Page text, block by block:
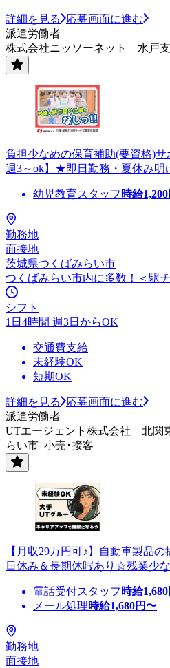
詳細を見る
応募画面に進む
派遣労働者
株式会社ニッソーネット 水戸支
負担少なめの保育補助(要資格)
週3～ok】★即日勤務・夏休み明
幼児教育スタッフ 時給1,200
勤務地
面接地
茨城県つくばみらい市
つくばみらい市内に多数！＜駅
シフト
1日4時間 週3日からOK
交通費支給
未経験OK
短期OK
詳細を見る
応募画面に進む
派遣労働者
UTエージェント株式会社 北関
らい市_小売･接客
【月収29万円可♪】自動車製品
日休み＆長期休暇あり☆残業少
電話受付スタッフ 時給1,680
メール処理時給1,680円〜
勤務地
面接地